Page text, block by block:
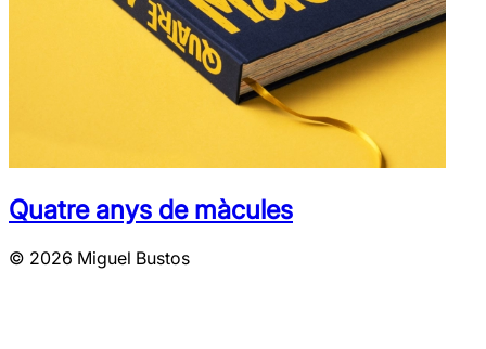
Quatre anys de màcules
© 2026 Miguel Bustos